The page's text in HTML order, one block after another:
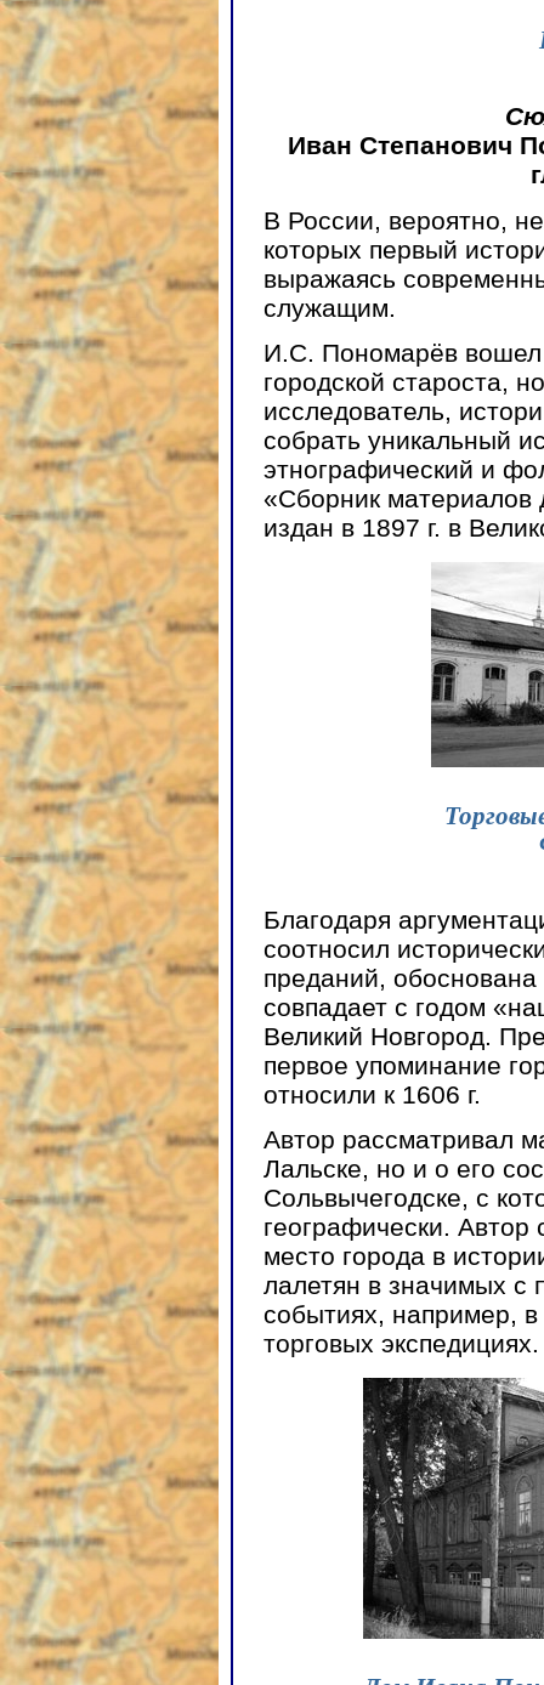
Иван Степанович
В России, вероятно,
которых первый
выражаясь
служащим.
И.С. Пономарёв вошел
городской староста,
исследователь,
собрать уникальный
этнографический и
«Сборник материалов
издан в 1897 г. в
Благодаря
соотносил
преданий,
совпадает с годом
Великий Новгород.
первое упоминание
относили к 1606 г.
Автор рассматривал
Лальске, но и о его
Сольвычегодске, с
географически. Автор
место города в
лалетян в значимых с
событиях, например,
торговых экспедициях.